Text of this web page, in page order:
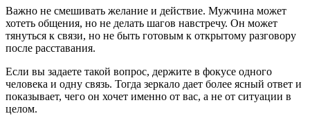
Важно не смешивать желание и действие. Мужчина может
хотеть общения, но не делать шагов навстречу. Он может
тянуться к связи, но не быть готовым к открытому разговору
после расставания.
Если вы задаете такой вопрос, держите в фокусе одного
человека и одну связь. Тогда зеркало дает более ясный ответ и
показывает, чего он хочет именно от вас, а не от ситуации в
целом.